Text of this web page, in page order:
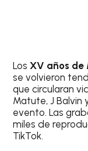
LosXV años de
se volvieron
que circularan
Matute, J Balvin
evento. Las
miles de
TikTok.